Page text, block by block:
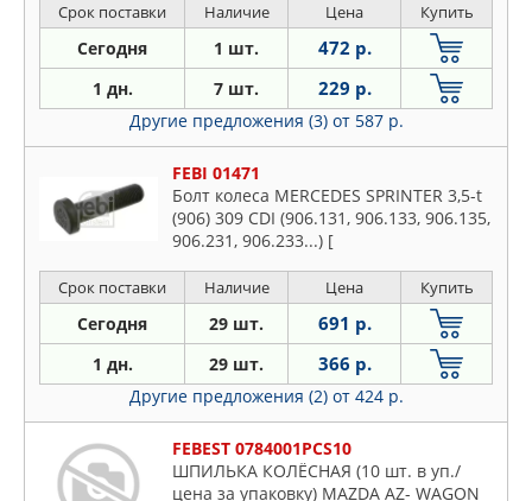
Срок поставки Наличие Цена Купить
Сегодня 1 шт. 472 р.
1 дн. 7 шт. 229 р.
Другие предложения (3) от 587 р.
FEBI 01471
Болт колеса MERCEDES SPRINTER 3,5-t
(906) 309 CDI (906.131, 906.133, 906.135,
906.231, 906.233...) [
Срок поставки Наличие Цена Купить
Сегодня 29 шт. 691 р.
1 дн. 29 шт. 366 р.
Другие предложения (2) от 424 р.
FEBEST 0784001PCS10
ШПИЛЬКА КОЛЁСНАЯ (10 шт. в уп./
цена за упаковку) MAZDA AZ- WAGON